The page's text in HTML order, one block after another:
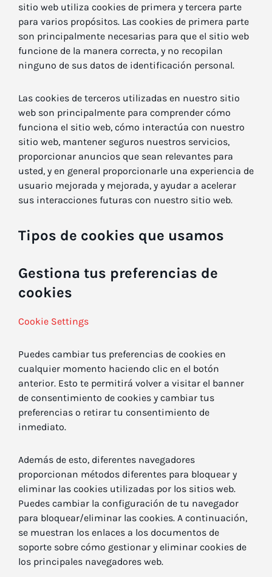
sitio web utiliza cookies de primera y tercera parte
para varios propósitos. Las cookies de primera parte
son principalmente necesarias para que el sitio web
funcione de la manera correcta, y no recopilan
ninguno de sus datos de identificación personal.
Las cookies de terceros utilizadas en nuestro sitio
web son principalmente para comprender cómo
funciona el sitio web, cómo interactúa con nuestro
sitio web, mantener seguros nuestros servicios,
proporcionar anuncios que sean relevantes para
usted, y en general proporcionarle una experiencia de
usuario mejorada y mejorada, y ayudar a acelerar
sus interacciones futuras con nuestro sitio web.
Tipos de cookies que usamos
Gestiona tus preferencias de
cookies
Cookie Settings
Puedes cambiar tus preferencias de cookies en
cualquier momento haciendo clic en el botón
anterior. Esto te permitirá volver a visitar el banner
de consentimiento de cookies y cambiar tus
preferencias o retirar tu consentimiento de
inmediato.
Además de esto, diferentes navegadores
proporcionan métodos diferentes para bloquear y
eliminar las cookies utilizadas por los sitios web.
Puedes cambiar la configuración de tu navegador
para bloquear/eliminar las cookies. A continuación,
se muestran los enlaces a los documentos de
soporte sobre cómo gestionar y eliminar cookies de
los principales navegadores web.